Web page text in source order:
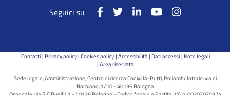
Seguici su
Contatti Privacy policy Cookies policy Accessibilità Dati accessi Note legali
Area riservata
Sede legale, Amministrazione, Centro di ricerca Codivilla-Putti, Poliambulatorio: via di
Barbiano, 1/10 - 40136 Bologna